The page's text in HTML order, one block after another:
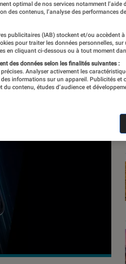
optimal de nos services notamment l’aide
des contenus, l’analyse des performances
publicitaires (IAB) stockent et/ou accèdent
pour traiter les données personnelles, sur
en cliquant ci-dessous ou à tout moment
des données selon les finalités suivantes :
Analyser activement les
informations sur un appareil. Publicités et
contenu, études d’audience et